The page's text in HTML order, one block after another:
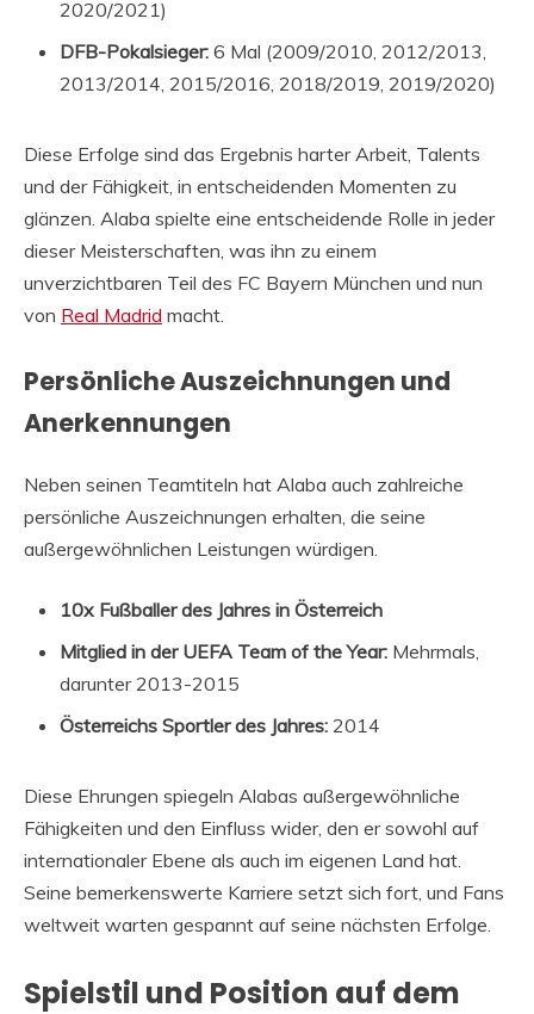
2020/2021)
DFB-Pokalsieger: 6 Mal (2009/2010, 2012/2013,
2013/2014, 2015/2016, 2018/2019, 2019/2020)
Diese Erfolge sind das Ergebnis harter Arbeit, Talents
und der Fähigkeit, in entscheidenden Momenten zu
glänzen. Alaba spielte eine entscheidende Rolle in jeder
dieser Meisterschaften, was ihn zu einem
unverzichtbaren Teil des FC Bayern München und nun
von Real Madrid macht.
Persönliche Auszeichnungen und
Anerkennungen
Neben seinen Teamtiteln hat Alaba auch zahlreiche
persönliche Auszeichnungen erhalten, die seine
außergewöhnlichen Leistungen würdigen.
10x Fußballer des Jahres in Österreich
Mitglied in der UEFA Team of the Year: Mehrmals,
darunter 2013-2015
Österreichs Sportler des Jahres: 2014
Diese Ehrungen spiegeln Alabas außergewöhnliche
Fähigkeiten und den Einfluss wider, den er sowohl auf
internationaler Ebene als auch im eigenen Land hat.
Seine bemerkenswerte Karriere setzt sich fort, und Fans
weltweit warten gespannt auf seine nächsten Erfolge.
Spielstil und Position auf dem